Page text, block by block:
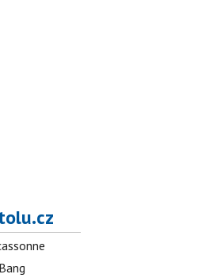
Bang